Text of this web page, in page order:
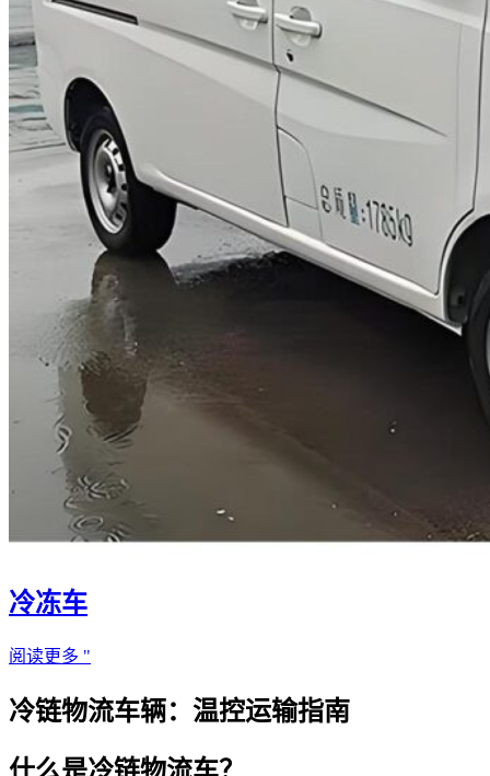
冷冻车
阅读更多 "
冷链物流车辆：温控运输指南